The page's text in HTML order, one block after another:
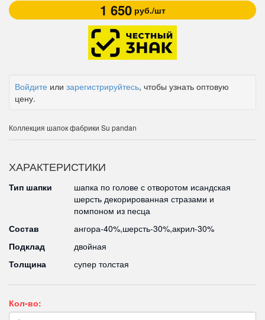
1 650руб./шт
Войдите или зарегистрируйтесь, чтобы узнать оптовую
цену.
Коллекция шапок фабрики Su pandan
ХАРАКТЕРИСТИКИ
Тип шапки
шапка по голове с отворотом исандская
шерсть декорированная стразами и
помпоном из песца
Состав
ангора-40%,шерсть-30%,акрил-30%
Подклад
двойная
Толщина
супер толстая
Кол-во: